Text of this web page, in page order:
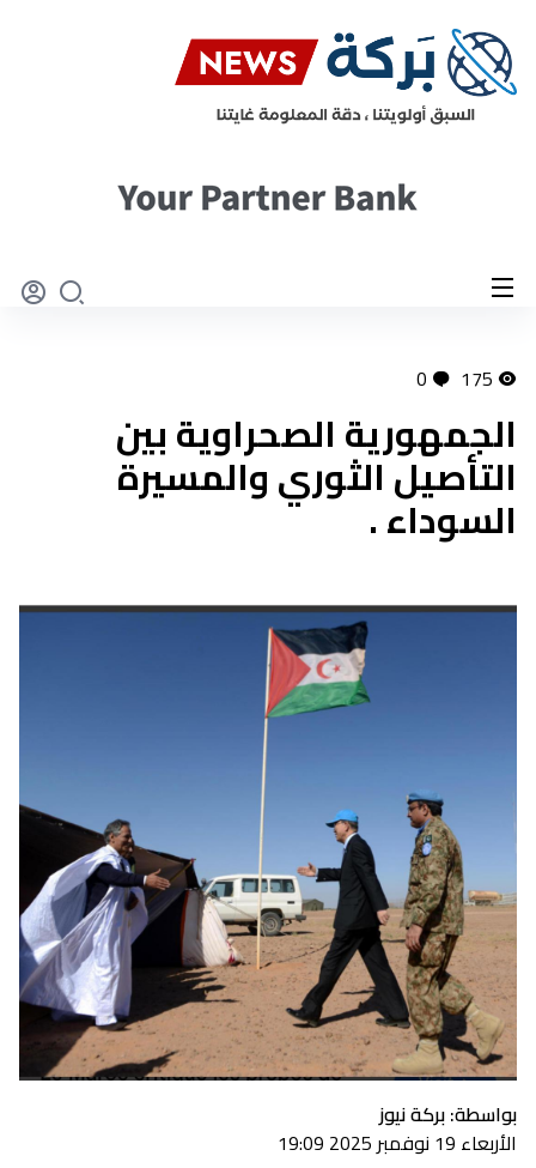
175
0
الجمهورية الصحراوية بين
التأصيل الثوري والمسيرة
السوداء .
بواسطة: بركة نيوز
الأربعاء 19 نوفمبر 2025 19:09